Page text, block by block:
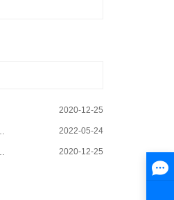
2020-12-25
2022-05-24
2020-12-25